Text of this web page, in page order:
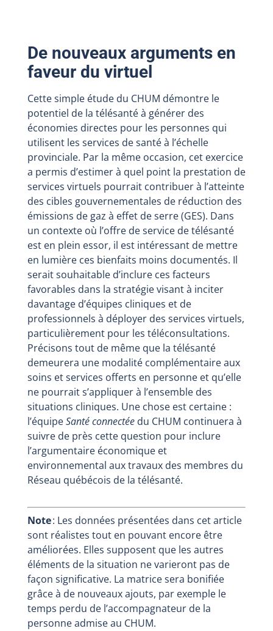
De nouveaux arguments en
faveur du virtuel
Cette simple étude du CHUM démontre le
potentiel de la télésanté à générer des
économies directes pour les personnes qui
utilisent les services de santé à l’échelle
provinciale. Par la même occasion, cet exercice
a permis d’estimer à quel point la prestation de
services virtuels pourrait contribuer à l’atteinte
des cibles gouvernementales de réduction des
émissions de gaz à effet de serre (GES). Dans
un contexte où l’offre de service de télésanté
est en plein essor, il est intéressant de mettre
en lumière ces bienfaits moins documentés. Il
serait souhaitable d’inclure ces facteurs
favorables dans la stratégie visant à inciter
davantage d’équipes cliniques et de
professionnels à déployer des services virtuels,
particulièrement pour les téléconsultations.
Précisons tout de même que la télésanté
demeurera une modalité complémentaire aux
soins et services offerts en personne et qu’elle
ne pourrait s’appliquer à l’ensemble des
situations cliniques. Une chose est certaine :
l’équipeSanté connectéedu CHUM continuera à
suivre de près cette question pour inclure
l’argumentaire économique et
environnemental aux travaux des membres du
Réseau québécois de la télésanté.
Note: Les données présentées dans cet article
sont réalistes tout en pouvant encore être
améliorées. Elles supposent que les autres
éléments de la situation ne varieront pas de
façon significative. La matrice sera bonifiée
grâce à de nouveaux ajouts, par exemple le
temps perdu de l’accompagnateur de la
personne admise au CHUM.